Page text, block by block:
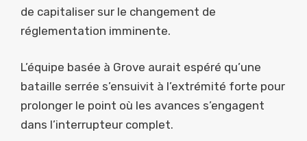
de capitaliser sur le changement de
réglementation imminente.
L’équipe basée à Grove aurait espéré qu’une
bataille serrée s’ensuivit à l’extrémité forte pour
prolonger le point où les avances s’engagent
dans l’interrupteur complet.